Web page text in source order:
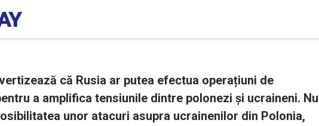
că Rusia ar putea efectua operațiuni de
a amplifica tensiunile dintre polonezi și ucraineni. Nu
unor atacuri asupra ucrainenilor din Polonia,